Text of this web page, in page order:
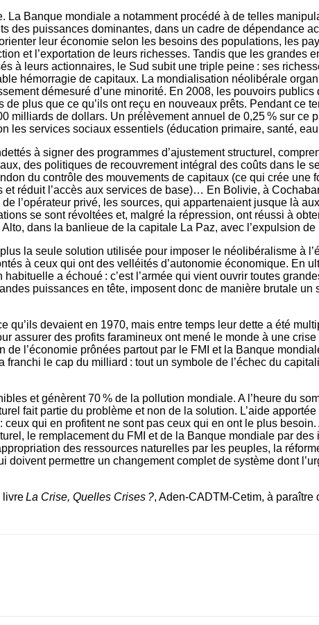
Banque mondiale a notamment procédé à de telles
des puissances dominantes, dans un cadre de dépendance
leur économie selon les besoins des populations, les
et l’exportation de leurs richesses. Tandis que les grandes
à leurs actionnaires, le Sud subit une triple peine : ses
hémorragie de capitaux. La mondialisation néolibérale
démesuré d’une minorité. En 2008, les pouvoirs
plus que ce qu’ils ont reçu en nouveaux prêts. Pendant ce
milliards de dollars. Un prélèvement annuel de 0,25 % sur ce
services sociaux essentiels (éducation primaire, santé,
à signer des programmes d’ajustement structurel,
des politiques de recouvrement intégral des coûts dans le
du contrôle des mouvements de capitaux (ce qui crée une
réduit l’accès aux services de base)… En Bolivie, à
l’opérateur privé, les sources, qui appartenaient jusque là
se sont révoltées et, malgré la répression, ont réussi à
dans la banlieue de la capitale La Paz, avec l’expulsion de
la seule solution utilisée pour imposer le néolibéralisme à
à ceux qui ont des velléités d’autonomie économique. En
a échoué : c’est l’armée qui vient ouvrir toutes
puissances en tête, imposent donc de manière brutale
devaient en 1970, mais entre temps leur dette a été
assurer des profits faramineux ont mené le monde à une
l’économie prônées partout par le FMI et la Banque
le cap du milliard : tout un symbole de l’échec du
et génèrent 70 % de la pollution mondiale. A l’heure du
fait partie du problème et non de la solution. L’aide
qui en profitent ne sont pas ceux qui en ont le plus
le remplacement du FMI et de la Banque mondiale par
des ressources naturelles par les peuples, la
permettre un changement complet de système dont
livreLa Crise, Quelles Crises ?, Aden-CADTM-Cetim, à paraître